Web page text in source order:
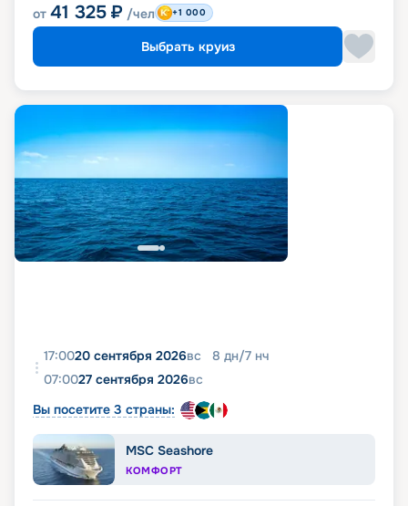
от 41 325 ₽ /чел +1 000
Выбрать круиз
17:0020 сентября 2026вс 8 дн/7 нч
07:0027 сентября 2026вс
Вы посетите 3 страны:
MSC Seashore
КОМФОРТ